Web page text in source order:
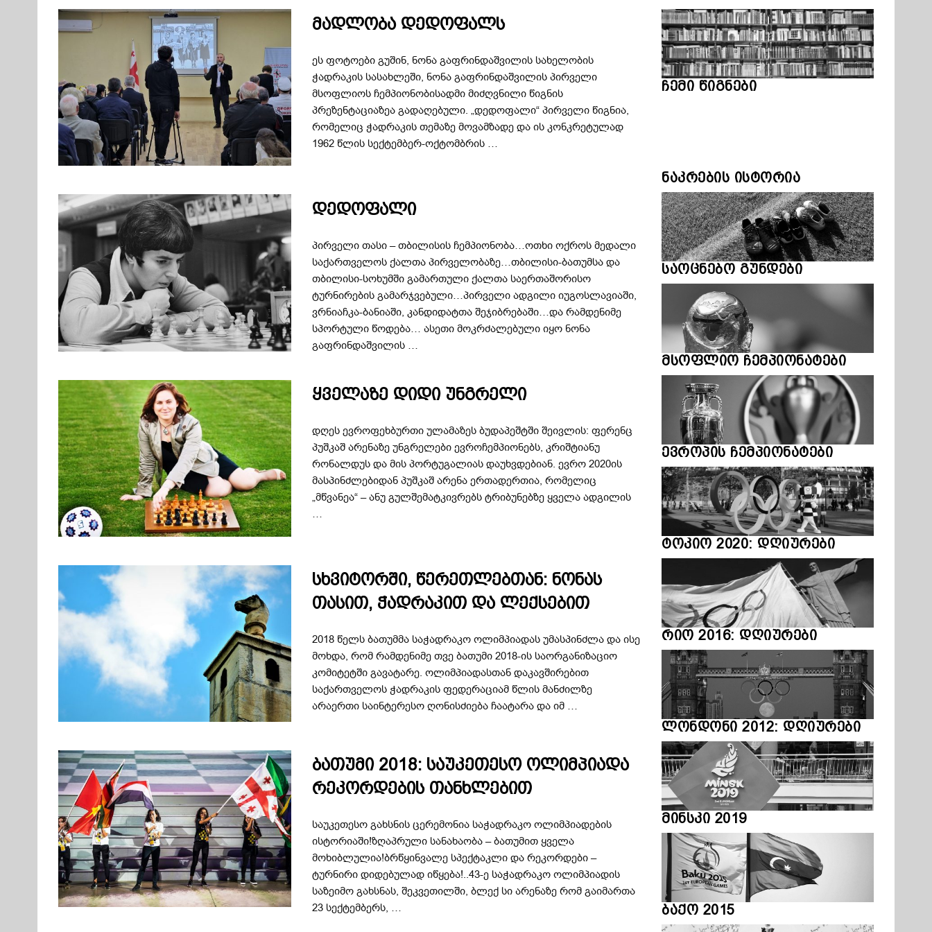
მადლობა დედოფალს
ეს ფოტოები გუშინ, ნონა გაფრინდაშვილის სახელობის
ჭადრაკის სასახლეში, ნონა გაფრინდაშვილის პირველი
მსოფლიოს ჩემპიონობისადმი მიძღვნილი წიგნის
პრეზენტაციაზეა გადაღებული. „დედოფალი“ პირველი წიგნია,
რომელიც ჭადრაკის თემაზე მოვამზადე და ის კონკრეტულად
1962 წლის სექტემბერ-ოქტომბრის …
დედოფალი
პირველი თასი – თბილისის ჩემპიონობა…ოთხი ოქროს მედალი
საქართველოს ქალთა პირველობაზე…თბილისი-ბათუმსა და
თბილისი-სოხუმში გამართული ქალთა საერთაშორისო
ტურნირების გამარჯვებული…პირველი ადგილი იუგოსლავიაში,
ვრნიაჩკა-ბანიაში, კანდიდატთა შეჯიბრებაში…და რამდენიმე
სპორტული წოდება… ასეთი მოკრძალებული იყო ნონა
გაფრინდაშვილის …
ყველაზე დიდი უნგრელი
დღეს ევროფეხბურთი ულამაზეს ბუდაპეშტში შეივლის: ფერენც
პუშკაშ არენაზე უნგრელები ევროჩემპიონებს, კრიშტიანუ
რონალდუს და მის პორტუგალიას დაუხვდებიან. ევრო 2020ის
მასპინძლებიდან პუშკაშ არენა ერთადერთია, რომელიც
„მწვანეა“ – ანუ გულშემატკივრებს ტრიბუნებზე ყველა ადგილის
…
სხვიტორში, წერეთლებთან: ნონას
თასით, ჭადრაკით და ლექსებით
2018 წელს ბათუმმა საჭადრაკო ოლიმპიადას უმასპინძლა და ისე
მოხდა, რომ რამდენიმე თვე ბათუმი 2018-ის საორგანიზაციო
კომიტეტში გავატარე. ოლიმპიადასთან დაკავშირებით
საქართველოს ჭადრაკის ფედერაციამ წლის მანძილზე
არაერთი საინტერესო ღონისძიება ჩაატარა და იმ …
ბათუმი 2018: საუკეთესო ოლიმპიადა
რეკორდების თანხლებით
საუკეთესო გახსნის ცერემონია საჭადრაკო ოლიმპიადების
ისტორიაში!ზღაპრული სანახაობა – ბათუმით ყველა
მოხიბლულია!ბრწყინვალე სპექტაკლი და რეკორდები –
ტურნირი დიდებულად იწყება!..43-ე საჭადრაკო ოლიმპიადის
საზეიმო გახსნას, შეკვეთილში, ბლექ სი არენაზე რომ გაიმართა
23 სექტემბერს, …
ჩემი წიგნები
ნაკრების ისტორია
საოცნებო გუნდები
მსოფლიო ჩემპიონატები
ევროპის ჩემპიონატები
ტოკიო 2020: დღიურები
რიო 2016: დღიურები
ლონდონი 2012: დღიურები
მინსკი 2019
ბაქო 2015